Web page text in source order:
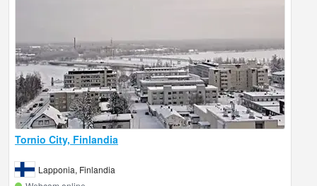
Tornio City, Finlandia
Lapponia, Finlandia